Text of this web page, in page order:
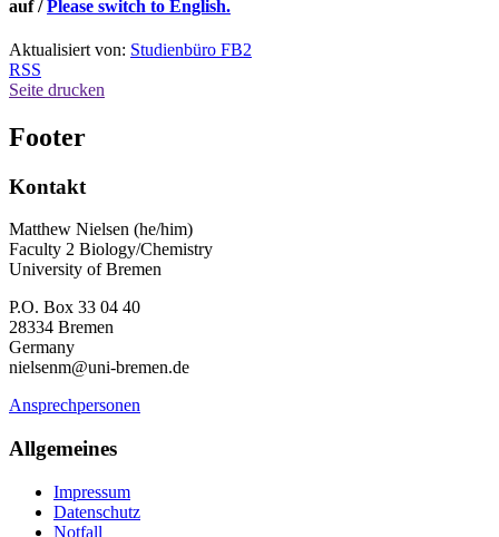
auf /Please switch to English.
Aktualisiert von: Studienbüro FB2
RSS
Seite drucken
Footer
Kontakt
Matthew Nielsen (he/him)
Faculty 2 Biology/Chemistry
University of Bremen
P.O. Box 33 04 40
28334 Bremen
Germany
nielsenm@uni-bremen.de
Ansprechpersonen
Allgemeines
Impressum
Datenschutz
Notfall